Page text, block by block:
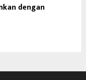
dengan